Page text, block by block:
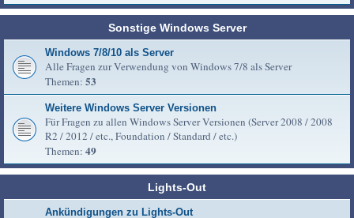
Sonstige Windows Server
Windows 7/8/10 als Server
Alle Fragen zur Verwendung von Windows 7/8 als Server
Themen: 53
Weitere Windows Server Versionen
Für Fragen zu allen Windows Server Versionen (Server 2008 / 2008
R2 / 2012 / etc., Foundation / Standard / etc.)
Themen: 49
Lights-Out
Ankündigungen zu Lights-Out